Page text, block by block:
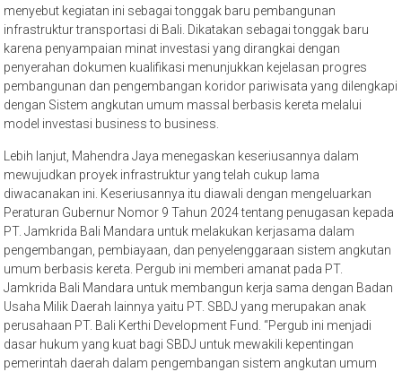
menyebut kegiatan ini sebagai tonggak baru pembangunan
infrastruktur transportasi di Bali. Dikatakan sebagai tonggak baru
karena penyampaian minat investasi yang dirangkai dengan
penyerahan dokumen kualifikasi menunjukkan kejelasan progres
pembangunan dan pengembangan koridor pariwisata yang dilengkapi
dengan Sistem angkutan umum massal berbasis kereta melalui
model investasi business to business.
Lebih lanjut, Mahendra Jaya menegaskan keseriusannya dalam
mewujudkan proyek infrastruktur yang telah cukup lama
diwacanakan ini. Keseriusannya itu diawali dengan mengeluarkan
Peraturan Gubernur Nomor 9 Tahun 2024 tentang penugasan kepada
PT. Jamkrida Bali Mandara untuk melakukan kerjasama dalam
pengembangan, pembiayaan, dan penyelenggaraan sistem angkutan
umum berbasis kereta. Pergub ini memberi amanat pada PT.
Jamkrida Bali Mandara untuk membangun kerja sama dengan Badan
Usaha Milik Daerah lainnya yaitu PT. SBDJ yang merupakan anak
perusahaan PT. Bali Kerthi Development Fund. “Pergub ini menjadi
dasar hukum yang kuat bagi SBDJ untuk mewakili kepentingan
pemerintah daerah dalam pengembangan sistem angkutan umum